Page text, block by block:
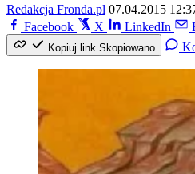
Redakcja Fronda.pl 07.04.2015
Facebook
X LinkedIn
Kopiuj link Skopiowano